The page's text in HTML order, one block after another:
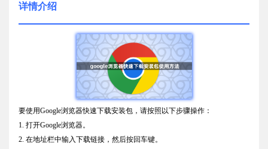
详情介绍
要使用Google浏览器快速下载安装包，请按照以下步骤操作：
1. 打开Google浏览器。
2. 在地址栏中输入下载链接，然后按回车键。